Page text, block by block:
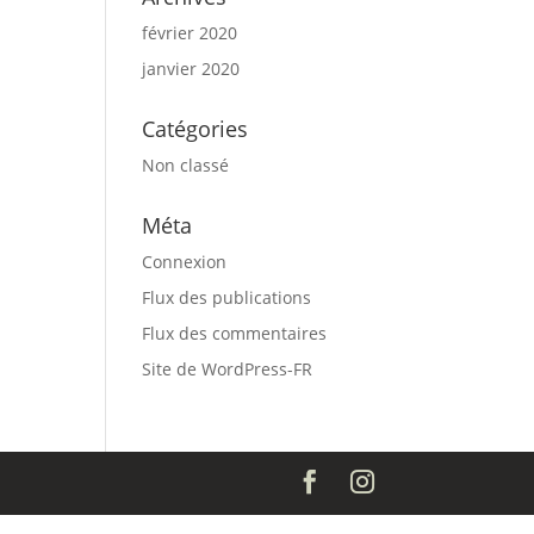
février 2020
janvier 2020
Catégories
Non classé
Méta
Connexion
Flux des publications
Flux des commentaires
Site de WordPress-FR